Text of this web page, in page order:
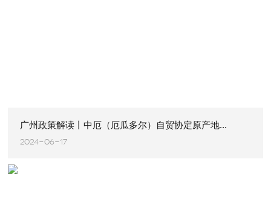
广州政策解读丨中厄（厄瓜多尔）自贸协定原产地...
2024-06-17